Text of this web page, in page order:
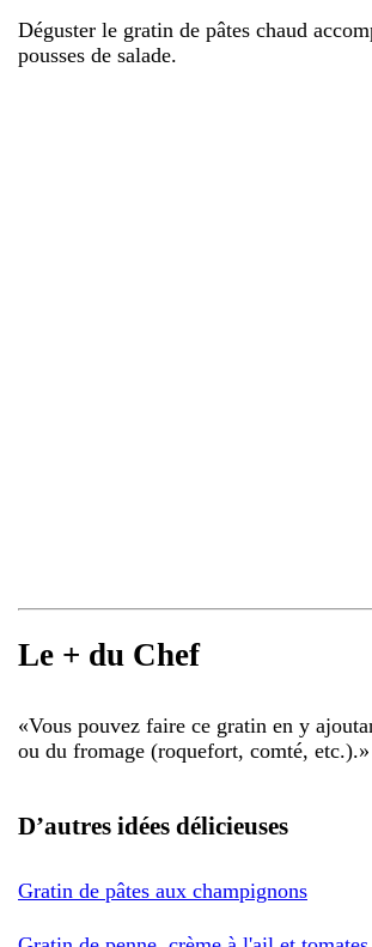
Déguster le gratin de pâtes chaud
pousses de salade.
Le + du Chef
«Vous pouvez faire ce gratin en y
ou du fromage (roquefort, comté, etc.).»
D’autres idées délicieuses
Gratin de pâtes aux champignons